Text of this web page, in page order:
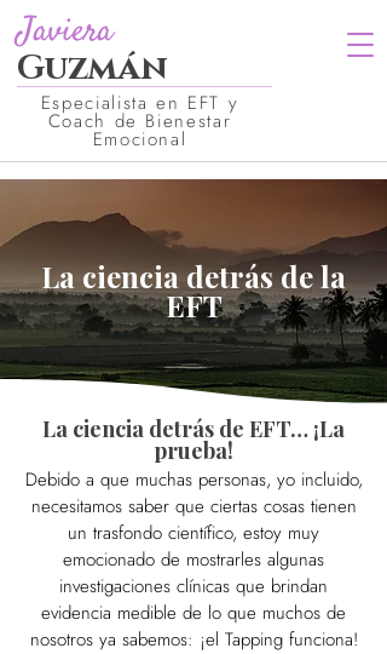
Javiera
Guzmán
Especialista en EFT y
Coach de Bienestar
Emocional
La ciencia detrás de la
EFT
La ciencia detrás de EFT… ¡La
prueba!
Debido a que muchas personas, yo incluido,
necesitamos saber que ciertas cosas tienen
un trasfondo científico, estoy muy
emocionado de mostrarles algunas
investigaciones clínicas que brindan
evidencia medible de lo que muchos de
nosotros ya sabemos: ¡el Tapping funciona!